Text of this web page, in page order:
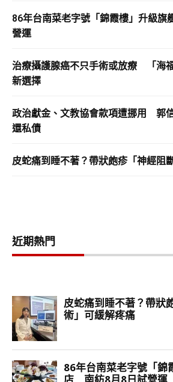
86年台南菜老字號「錦霞樓」升級
營運
治療攝護腺癌不只手術或放療 「海
新選擇
政治獻金、文教協會款項遭挪用 郭
還私債
皮蛇痛到睡不著？帶狀皰疹「神經阻
近期熱門